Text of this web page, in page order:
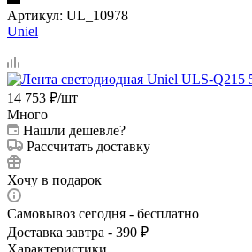
Артикул: UL_10978
Uniel
14 753 ₽/шт
Много
Нашли дешевле?
Рассчитать доставку
Хочу в подарок
Самовывоз сегодня - бесплатно
Доставка завтра - 390 ₽
Характеристики